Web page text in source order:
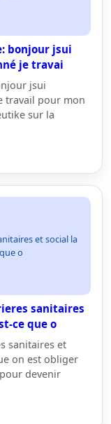
bonjour jsui
je travai
jsui
travail pour mon
sur la
et social la
o
sanitaires
ce que o
sanitaires et
on est obliger
devenir